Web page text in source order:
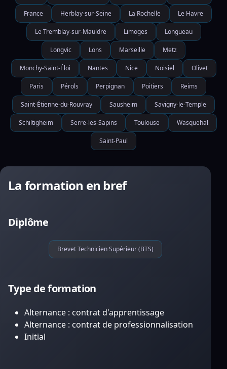
France Herblay-sur-Seine La Rochelle Le Havre
Le Tremblay-sur-Mauldre Limoges Longueau
Longvic Lons Marseille Metz
Monchy-Saint-Éloi Nantes Nice Noisiel Olivet
Paris Pérols Perpignan Poitiers Reims
Saint-Étienne-du-Rouvray Sausheim Savigny-le-Temple
Schiltigheim Serre-les-Sapins Toulouse Wasquehal
Saint-Paul
La formation en bref
Diplôme
Brevet Technicien Supérieur (BTS)
Type de formation
Alternance : contrat d'apprentissage
Alternance : contrat de professionnalisation
Initial